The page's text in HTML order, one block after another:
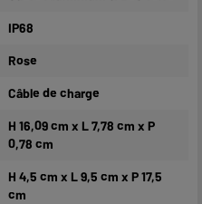
IP68
Rose
Câble de charge
H 16,09 cm x L 7,78 cm x P
0,78 cm
H 4,5 cm x L 9,5 cm x P 17,5
cm